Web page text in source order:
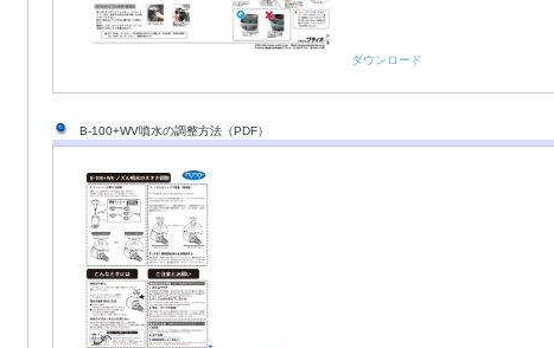
ダウンロード
B-100+WV噴水の調整方法（PDF）